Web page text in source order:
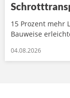
15 Prozent mehr
Bauweise
04.08.2026